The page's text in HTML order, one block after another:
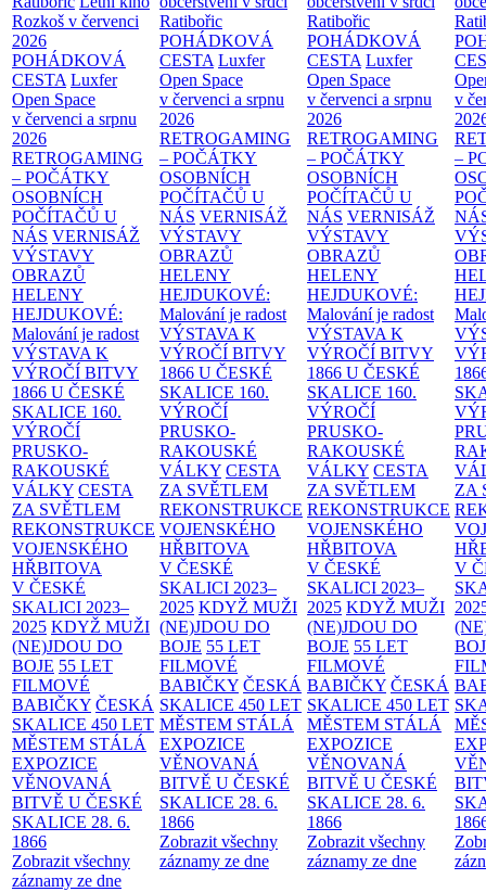
Rozkoš v červenci
2026
POHÁDKOVÁ
CESTA Luxfer
Open Space
v červenci a srpnu
2026
RETROGAMING
– POČÁTKY
OSOBNÍCH
POČÍTAČŮ U
NÁS VERNISÁŽ
VÝSTAVY
OBRAZŮ
HELENY
HEJDUKOVÉ:
Malování je radost
VÝSTAVA K
VÝROČÍ BITVY
1866 U ČESKÉ
SKALICE 160.
VÝROČÍ
PRUSKO-
RAKOUSKÉ
VÁLKY CESTA
ZA SVĚTLEM
REKONSTRUKCE
VOJENSKÉHO
HŘBITOVA
V ČESKÉ
SKALICI 2023–
2025 KDYŽ MUŽI
(NE)JDOU DO
BOJE 55 LET
FILMOVÉ
BABIČKY ČESKÁ
SKALICE 450 LET
MĚSTEM STÁLÁ
EXPOZICE
VĚNOVANÁ
BITVĚ U ČESKÉ
SKALICE 28. 6.
1866
Zobrazit všechny
záznamy ze dne
Ratibořic
POHÁDKOVÁ
CESTA Luxfer
Open Space
v červenci a srpnu
2026
RETROGAMING
– POČÁTKY
OSOBNÍCH
POČÍTAČŮ U
NÁS VERNISÁŽ
VÝSTAVY
OBRAZŮ
HELENY
HEJDUKOVÉ:
Malování je radost
VÝSTAVA K
VÝROČÍ BITVY
1866 U ČESKÉ
SKALICE 160.
VÝROČÍ
PRUSKO-
RAKOUSKÉ
VÁLKY CESTA
ZA SVĚTLEM
REKONSTRUKCE
VOJENSKÉHO
HŘBITOVA
V ČESKÉ
SKALICI 2023–
2025 KDYŽ MUŽI
(NE)JDOU DO
BOJE 55 LET
FILMOVÉ
BABIČKY ČESKÁ
SKALICE 450 LET
MĚSTEM STÁLÁ
EXPOZICE
VĚNOVANÁ
BITVĚ U ČESKÉ
SKALICE 28. 6.
1866
Zobrazit všechny
záznamy ze dne
Ratibořic
POHÁDKOVÁ
CESTA Luxfer
Open Space
v červenci a srpnu
2026
RETROGAMING
– POČÁTKY
OSOBNÍCH
POČÍTAČŮ U
NÁS VERNISÁŽ
VÝSTAVY
OBRAZŮ
HELENY
HEJDUKOVÉ:
Malování je radost
VÝSTAVA K
VÝROČÍ BITVY
1866 U ČESKÉ
SKALICE 160.
VÝROČÍ
PRUSKO-
RAKOUSKÉ
VÁLKY CESTA
ZA SVĚTLEM
REKONSTRUKCE
VOJENSKÉHO
HŘBITOVA
V ČESKÉ
SKALICI 2023–
2025 KDYŽ MUŽI
(NE)JDOU DO
BOJE 55 LET
FILMOVÉ
BABIČKY ČESKÁ
SKALICE 450 LET
MĚSTEM STÁLÁ
EXPOZICE
VĚNOVANÁ
BITVĚ U ČESKÉ
SKALICE 28. 6.
1866
Zobrazit všechny
záznamy ze dne
v
–
ZA
V